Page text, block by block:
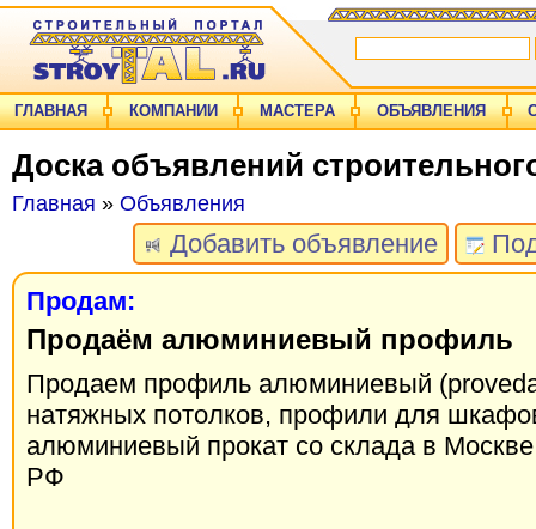
ГЛАВНАЯ КОМПАНИИ МАСТЕРА ОБЪЯВЛЕНИЯ
Доска объявлений
Главная » Объявления
Добавить объявление
Продам:
Продаём алюминиевый профиль
Продаем профиль алюминиевый
натяжных потолков, профили для
алюминиевый прокат со склада в
РФ